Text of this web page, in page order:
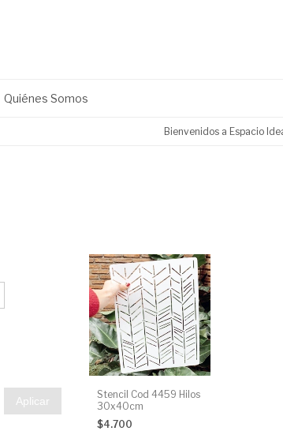
Quiénes Somos
Bienvenidos a Espacio
Aplicar
Stencil Cod 4459 Hilos
30x40cm
$4.700